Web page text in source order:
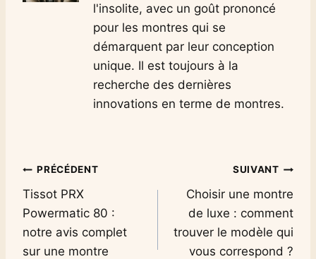
l'insolite, avec un goût prononcé
pour les montres qui se
démarquent par leur conception
unique. Il est toujours à la
recherche des dernières
innovations en terme de montres.
Navigation
de
l’article
PRÉCÉDENT
Tissot PRX
Powermatic 80 :
notre avis complet
sur une montre
SUIVANT
Choisir une montre
de luxe : comment
trouver le modèle qui
vous correspond ?